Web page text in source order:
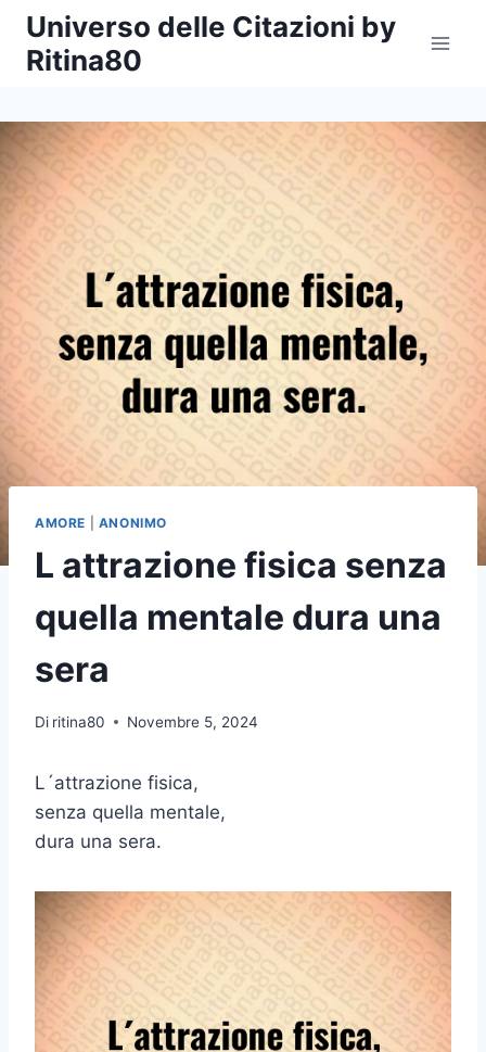
Salta
contenuto
Universo delle Citazioni by
Ritina80
AMORE ANONIMO
L attrazione fisica senza
quella mentale dura una
sera
Di ritina80 Novembre 5, 2024
L´attrazione fisica,
senza quella mentale,
dura una sera.